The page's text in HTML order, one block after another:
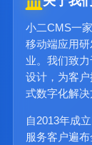
小二CMS一
移动端应用
业。我们致
设计，为客
式数字化解决
自2013年成
服务客户遍